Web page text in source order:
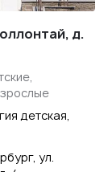
д.
детская,
ул.